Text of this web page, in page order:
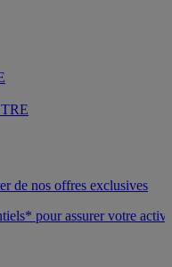
de nos offres exclusives
pour assurer votre